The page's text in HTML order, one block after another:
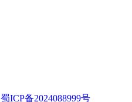
蜀ICP备2024088999号